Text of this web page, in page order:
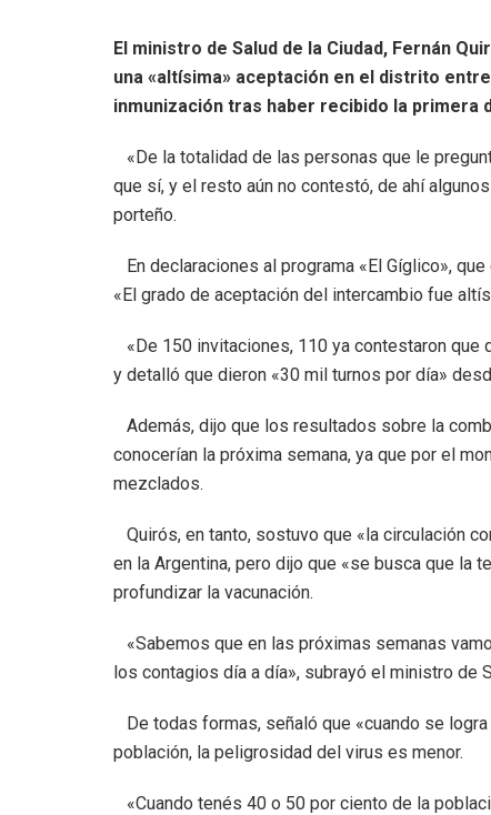
El ministro de Salud de la Ciudad, Fernán
una «altísima» aceptación en el distrito
inmunización tras haber recibido la primera
«De la totalidad de las personas que le
que sí, y el resto aún no contestó, de ahí
porteño.
En declaraciones al programa «El Gíglico»,
«El grado de aceptación del intercambio fue
«De 150 invitaciones, 110 ya contestaron que
y detalló que dieron «30 mil turnos por día»
Además, dijo que los resultados sobre la
conocerían la próxima semana, ya que por el
mezclados.
Quirós, en tanto, sostuvo que «la circulación
en la Argentina, pero dijo que «se busca que la
profundizar la vacunación.
«Sabemos que en las próximas semanas
los contagios día a día», subrayó el ministro de
De todas formas, señaló que «cuando se
población, la peligrosidad del virus es menor.
«Cuando tenés 40 o 50 por ciento de la